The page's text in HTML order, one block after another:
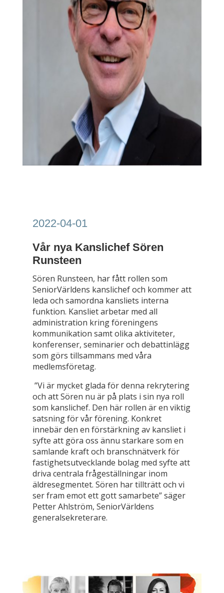
2022-04-01
Vår nya Kanslichef Sören
Runsteen
Sören Runsteen, har fått rollen som
SeniorVärldens kanslichef och kommer att
leda och samordna kansliets interna
funktion. Kansliet arbetar med all
administration kring föreningens
kommunikation samt olika aktiviteter,
konferenser, seminarier och debattinlägg
som görs tillsammans med våra
medlemsföretag.
”Vi är mycket glada för denna rekrytering
och att Sören nu är på plats i sin nya roll
som kanslichef. Den här rollen är en viktig
satsning för vår förening. Konkret
innebär den en förstärkning av kansliet i
syfte att göra oss ännu starkare som en
samlande kraft och branschnätverk för
fastighetsutvecklande bolag med syfte att
driva centrala frågeställningar inom
äldresegmentet. Sören har tillträtt och vi
ser fram emot ett gott samarbete” säger
Petter Ahlström, SeniorVärldens
generalsekreterare.